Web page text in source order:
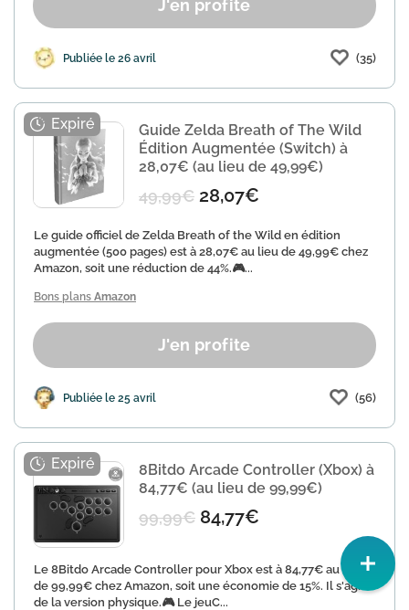
J'en profite
Publiée le 26 avril (35)
Guide Zelda Breath of The Wild
Édition Augmentée (Switch) à
28,07€ (au lieu de 49,99€)
49,99€ 28,07€
Le guide officiel de Zelda Breath of the Wild en édition
augmentée (500 pages) est à 28,07€ au lieu de 49,99€ chez
Amazon, soit une réduction de 44%.🎮...
Bons plans Amazon
J'en profite
Publiée le 25 avril (56)
8Bitdo Arcade Controller (Xbox) à
84,77€ (au lieu de 99,99€)
99,99€ 84,77€
Le 8Bitdo Arcade Controller pour Xbox est à 84,77€ au lieu
de 99,99€ chez Amazon, soit une économie de 15%. Il s'agit
de la version physique.🎮 Le jeuC...